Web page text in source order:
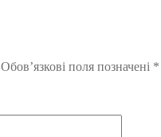
Обов’язкові поля позначені *